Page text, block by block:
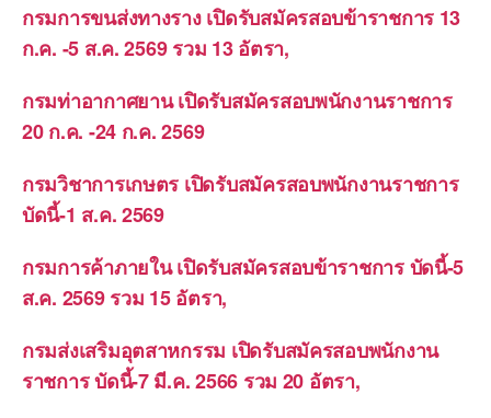
กรมการขนส่งทางราง เปิดรับสมัครสอบข้าราชการ 13
ก.ค. -5 ส.ค. 2569 รวม 13 อัตรา,
กรมท่าอากาศยาน เปิดรับสมัครสอบพนักงานราชการ
20 ก.ค. -24 ก.ค. 2569
กรมวิชาการเกษตร เปิดรับสมัครสอบพนักงานราชการ
บัดนี้-1 ส.ค. 2569
กรมการค้าภายใน เปิดรับสมัครสอบข้าราชการ บัดนี้-5
ส.ค. 2569 รวม 15 อัตรา,
กรมส่งเสริมอุตสาหกรรม เปิดรับสมัครสอบพนักงาน
ราชการ บัดนี้-7 มี.ค. 2566 รวม 20 อัตรา,